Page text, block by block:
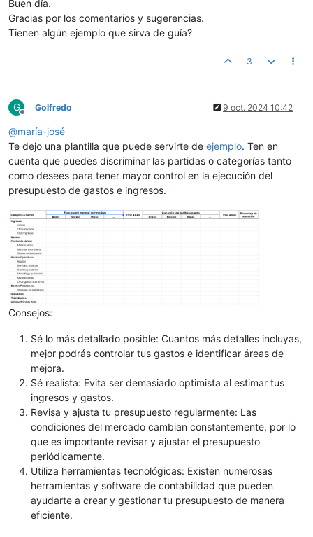
Buen día.
Gracias por los comentarios y sugerencias.
Tienen algún ejemplo que sirva de guía?
3
G
Desconectado
Golfredo 9 oct. 2024 10:42
@maría-josé
Te dejo una plantilla que puede servirte de ejemplo. Ten en
cuenta que puedes discriminar las partidas o categorías tanto
como desees para tener mayor control en la ejecución del
presupuesto de gastos e ingresos.
Consejos:
Sé lo más detallado posible: Cuantos más detalles incluyas,
mejor podrás controlar tus gastos e identificar áreas de
mejora.
Sé realista: Evita ser demasiado optimista al estimar tus
ingresos y gastos.
Revisa y ajusta tu presupuesto regularmente: Las
condiciones del mercado cambian constantemente, por lo
que es importante revisar y ajustar el presupuesto
periódicamente.
Utiliza herramientas tecnológicas: Existen numerosas
herramientas y software de contabilidad que pueden
ayudarte a crear y gestionar tu presupuesto de manera
eficiente.